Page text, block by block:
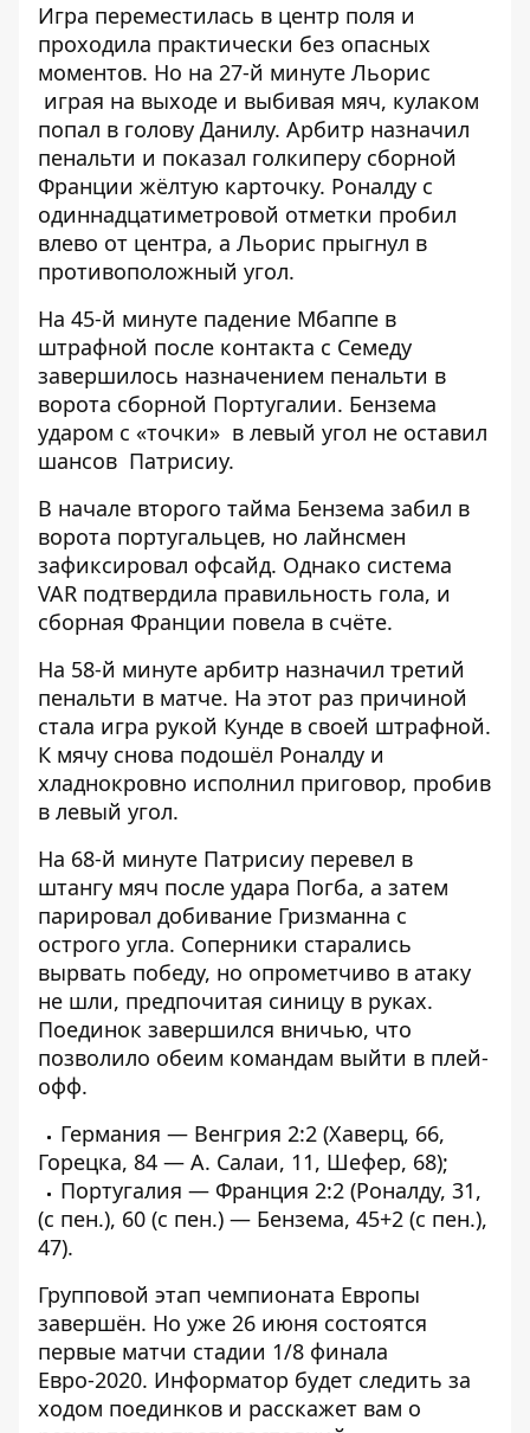
Игра переместилась в центр поля и
проходила практически без опасных
моментов. Но на 27-й минуте Льорис
играя на выходе и выбивая мяч, кулаком
попал в голову Данилу. Арбитр назначил
пенальти и показал голкиперу сборной
Франции жёлтую карточку. Роналду с
одиннадцатиметровой отметки пробил
влево от центра, а Льорис прыгнул в
противоположный угол.
На 45-й минуте падение Мбаппе в
штрафной после контакта с Семеду
завершилось назначением пенальти в
ворота сборной Португалии. Бензема
ударом с «точки» в левый угол не оставил
шансов Патрисиу.
В начале второго тайма Бензема забил в
ворота португальцев, но лайнсмен
зафиксировал офсайд. Однако система
VAR подтвердила правильность гола, и
сборная Франции повела в счёте.
На 58-й минуте арбитр назначил третий
пенальти в матче. На этот раз причиной
стала игра рукой Кунде в своей штрафной.
К мячу снова подошёл Роналду и
хладнокровно исполнил приговор, пробив
в левый угол.
На 68-й минуте Патрисиу перевел в
штангу мяч после удара Погба, а затем
парировал добивание Гризманна с
острого угла. Соперники старались
вырвать победу, но опрометчиво в атаку
не шли, предпочитая синицу в руках.
Поединок завершился вничью, что
позволило обеим командам выйти в плей-
офф.
Германия — Венгрия 2:2 (Хаверц, 66,
Горецка, 84 — А. Салаи, 11, Шефер, 68);
Португалия — Франция 2:2 (Роналду, 31,
(с пен.), 60 (с пен.) — Бензема, 45+2 (с пен.),
47).
Групповой этап чемпионата Европы
завершён. Но уже 26 июня состоятся
первые матчи стадии 1/8 финала
Евро-2020. Информатор будет следить за
ходом поединков и расскажет вам о